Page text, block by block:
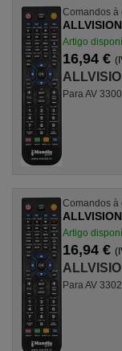
Comandos à
Artigo
16,94 €
Para AV 3300
Comandos à
Artigo
16,94 €
Para AV 3302